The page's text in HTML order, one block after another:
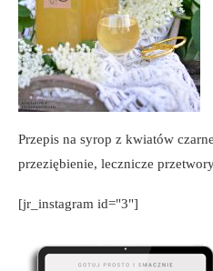
Przepis na syrop z kwiatów
przeziębienie, lecznicze
[jr_instagram id="3"]